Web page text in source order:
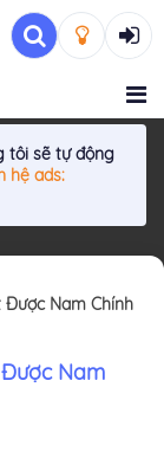
tôi sẽ tự động
hệ ads:
Được Nam Chính
Nam